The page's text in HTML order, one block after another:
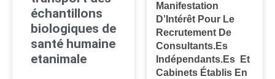
échantillons
biologiques de
santé humaine
etanimale
Manifestation
D’Intérêt Pour Le
Recrutement De
Consultants.es
Indépendants.es Et
Cabinets Établis En